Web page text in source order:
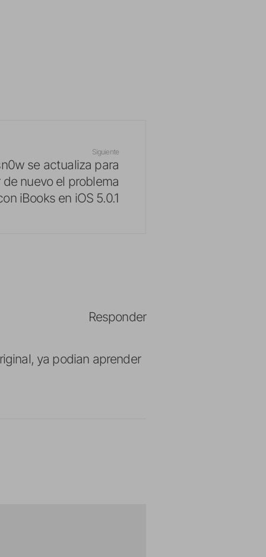
Siguiente
se actualiza para
de nuevo el problema
iBooks en iOS 5.0.1
ya podian aprender
Responder